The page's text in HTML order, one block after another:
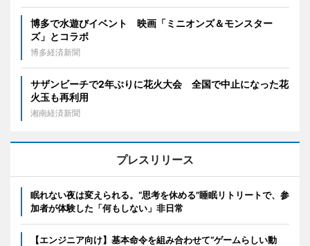
博多で水遊びイベント 映画「ミニオンズ＆モンスター
ズ」とコラボ
博多経済新聞
サザンビーチで2年ぶりに花火大会 全国で中止になった花
火玉も再利用
湘南経済新聞
プレスリリース
眠れない夜は変えられる。“思考を休める”睡眠リトリートで、参
加者が体験した「何もしない」非日常
【エンジニア向け】基本命令を組み合わせて“ゲームらしい動